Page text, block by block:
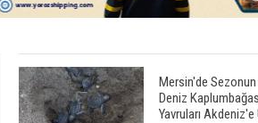
Mersin'de
Deniz
Yavruları Akdeniz'e